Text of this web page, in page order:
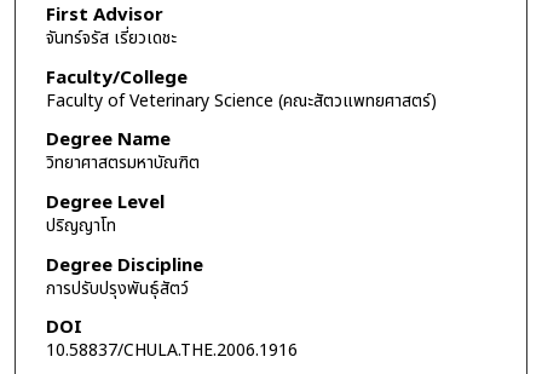
First Advisor
จันทร์จรัส เรี่ยวเดชะ
Faculty/College
Faculty of Veterinary Science (คณะสัตวแพทยศาสตร์)
Degree Name
วิทยาศาสตรมหาบัณฑิต
Degree Level
ปริญญาโท
Degree Discipline
การปรับปรุงพันธุ์สัตว์
DOI
10.58837/CHULA.THE.2006.1916